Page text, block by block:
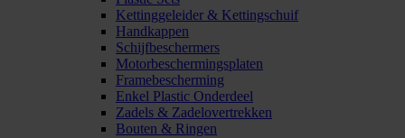
Kettinggeleider & Kettingschuif
Handkappen
Schijfbeschermers
Motorbeschermingsplaten
Framebescherming
Enkel Plastic Onderdeel
Zadels & Zadelovertrekken
Bouten & Ringen